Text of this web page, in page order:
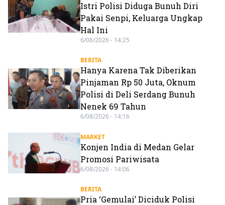
Istri Polisi Diduga Bunuh Diri
Pakai Senpi, Keluarga Ungkap
Hal Ini
6/08/2026 - 14:25
BERITA
Hanya Karena Tak Diberikan
Pinjaman Rp 50 Juta, Oknum
Polisi di Deli Serdang Bunuh
Nenek 69 Tahun
6/08/2026 - 14:16
MARKET
Konjen India di Medan Gelar
Promosi Pariwisata
6/08/2026 - 14:06
BERITA
Pria ‘Gemulai’ Diciduk Polisi